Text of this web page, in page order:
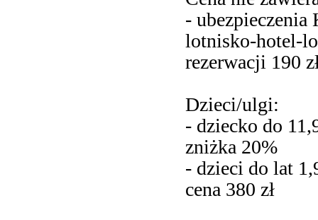
-
lotnisko-hotel-
rezerwacji 190
Dzieci/ulgi:
- dziecko do
zniżka 20%
- dzieci do lat
cena 380 zł